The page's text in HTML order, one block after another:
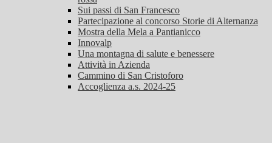
Sui passi di San Francesco
Partecipazione al concorso Storie di Alternanza
Mostra della Mela a Pantianicco
Innovalp
Una montagna di salute e benessere
Attività in Azienda
Cammino di San Cristoforo
Accoglienza a.s. 2024-25